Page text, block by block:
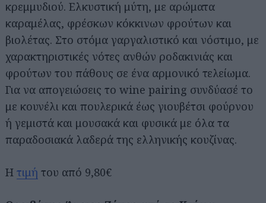
κρεμμυδιού. Ελκυστική μύτη, με αρώματα
καραμέλας, φρέσκων κόκκινων φρούτων και
βιολέτας. Στο στόμα γαργαλιστικό και νόστιμο, με
χαρακτηριστικές νότες ανθών ροδακινιάς και
φρούτων του πάθους σε ένα αρμονικό τελείωμα.
Για να απογειώσεις το wine pairing συνδύασέ το
με κουνέλι και πουλερικά έως γιουβέτσι φούρνου
ή γεμιστά και μουσακά και φυσικά με όλα τα
παραδοσιακά λαδερά της ελληνικής κουζίνας.
Η τιμή του από 9,80€